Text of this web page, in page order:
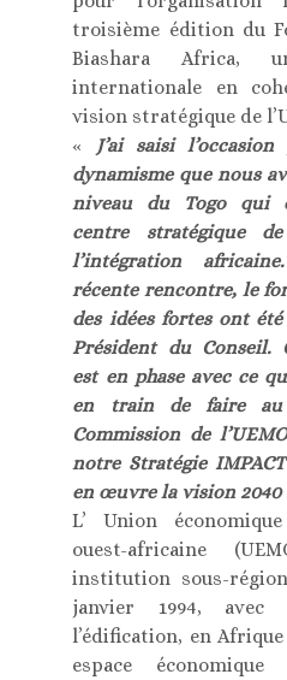
troisième édition du
Biashara Africa,
internationale en
vision stratégique de
«
J’ai saisi
dynamisme que nous
niveau du Togo qui
centre stratégique
l’intégration
récente rencontre, le
des idées fortes ont été
Président du Conseil.
est en phase avec ce
en train de faire
Commission de
notre Stratégie
en œuvre la vision 2040
L’ Union
ouest-africaine
institution sous-
janvier 1994, avec
l’édification, en Afrique
espace